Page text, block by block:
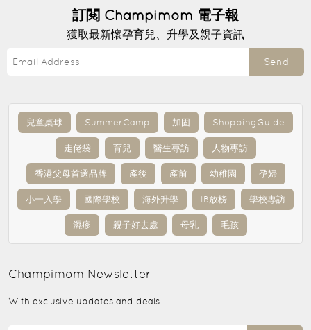
訂閱 Champimom 電子報
獲取最新懷孕育兒、升學及親子資訊
Send
兒童桌球 SummerCamp 加固 ShoppingGuide
走佬袋 育兒 醫生專訪 人物專訪
香港父母首選品牌 產後 產前 幼稚園 孕婦
小一入學 國際學校 海外升學 IB放榜 學校專訪
濕疹 親子好去處 母乳 毛孩
Champimom Newsletter
With exclusive updates and deals